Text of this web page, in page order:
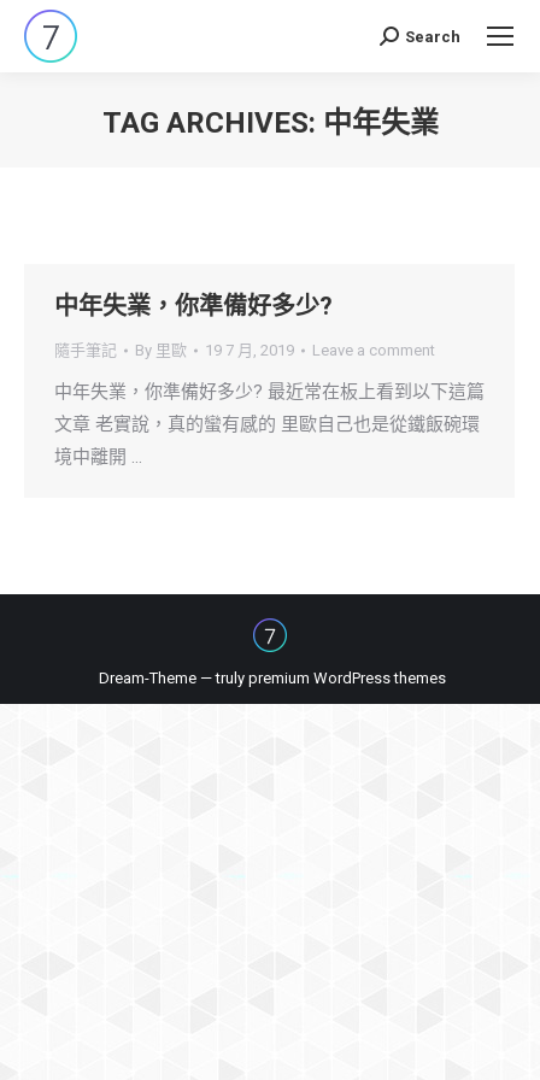
Search:
Search
TAG ARCHIVES: 中年失業
中年失業，你準備好多少?
隨手筆記 By 里歐 19 7 月, 2019 Leave a comment
中年失業，你準備好多少? 最近常在板上看到以下這篇
文章 老實說，真的蠻有感的 里歐自己也是從鐵飯碗環
境中離開 …
Dream-Theme — truly premium WordPress themes